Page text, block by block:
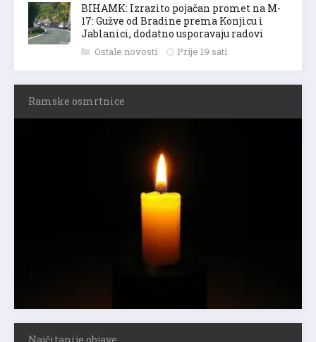
BIHAMK: Izrazito pojačan promet na M-
17: Gužve od Bradine prema Konjicu i
Jablanici, dodatno usporavaju radovi
Ostale novosti Prije 19 sati
Ramske osmrtnice